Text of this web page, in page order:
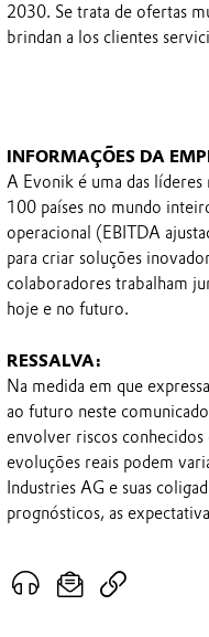
2030. Se trata de ofertas
brindan a los clientes
INFORMAÇÕES DA
A Evonik é uma das líderes
100 países no mundo
operacional (EBITDA
para criar soluções
colaboradores trabalham
hoje e no futuro.
RESSALVA:
Na medida em que
ao futuro neste
envolver riscos conhecidos
evoluções reais podem
Industries AG e suas
prognósticos, as